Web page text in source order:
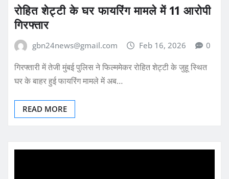
रोहित शेट्टी के घर फायरिंग मामले में 11 आरोपी
गिरफ्तार
gbn24news@gmail.com Feb 16, 2026 0
गिरफ्तारी में तेजी मुंबई पुलिस ने फिल्ममेकर रोहित शेट्टी के जुहू स्थित
घर के बाहर हुई फायरिंग मामले में अब…
READ MORE